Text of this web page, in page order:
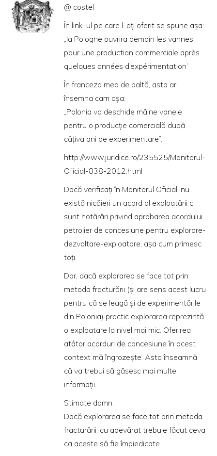
@ costel
În link-ul pe care l-aţi oferit se spune aşa:
„la Pologne ouvrira demain les vannes
pour une production commerciale après
quelques années d’expérimentation”
În franceza mea de baltă, asta ar
însemna cam aşa:
„Polonia va deschide mâine vanele
pentru o producţie comercială după
câţiva ani de experimentare”.
http://www.juridice.ro/235525/Monitorul-
Oficial-838-2012.html
Dacă verificaţi în Monitorul Oficial, nu
există nicăieri un acord al exploatării ci
sunt hotărâri privind aprobarea acordului
petrolier de concesiune pentru explorare-
dezvoltare-exploatare, aşa cum primesc
toţi.
Dar, dacă explorarea se face tot prin
metoda fracturării (şi are sens acest lucru
pentru că se leagă şi de experimentările
din Polonia) practic explorarea reprezintă
o exploatare la nivel mai mic. Oferirea
atâtor acorduri de concesiune în acest
context mă îngrozeşte. Asta înseamnă
că va trebui să găsesc mai multe
informaţii.
Stimate domn,
Dacă explorarea se face tot prin metoda
fracturării, cu adevărat trebuie făcut ceva
ca aceste să fie împiedicate.